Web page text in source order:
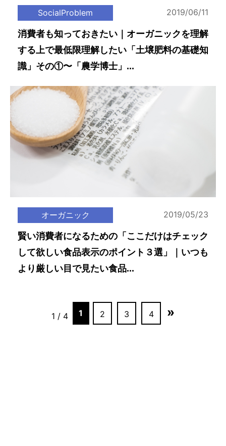
SocialProblem 2019/06/11
消費者も知っておきたい｜オーガニックを理解
する上で最低限理解したい「土壌肥料の基礎知
識」その①〜「農学博士」...
オーガニック 2019/05/23
賢い消費者になるための「ここだけはチェック
して欲しい食品表示のポイント３選」｜いつも
より厳しい目で見たい食品...
1 / 4 1 2 3 4 »